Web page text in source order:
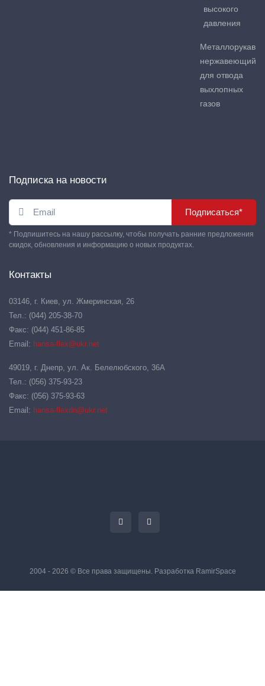
высокого
давления
Металлорукав
нержавеющий
для отвода
выхлопных
газов
Подписка на новости
Подписаться*
* Подпишитесь на нашу рассылку, чтобы получать ранние предложения
скидок, обновления и информацию о новых продуктах.
Контакты
03146, г. Киев, ул. Жмеринская, 26
Тел.: (044) 205-38-70
Факс: (044) 451-86-85
Email: hansa-flex@ukr.net
49019, г. Днепр, ул. Ак. Белелюбского, 36А
Тел.: (056) 375-93-23
Факс: (056) 375-93-63
Email: hansa-flexdn@ukr.net
2004 - 2026 © Все права защищены. Разработка RamirSpace